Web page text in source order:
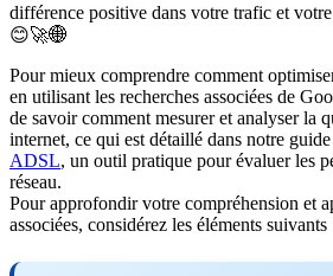
différence positive dans votre trafic et
😊🚀🌐
Pour mieux comprendre comment
en utilisant les recherches associées de
de savoir comment mesurer et analyser la
internet, ce qui est détaillé dans notre
ADSL, un outil pratique pour évaluer les
réseau.
Pour approfondir votre compréhension et
associées, considérez les éléments suivants